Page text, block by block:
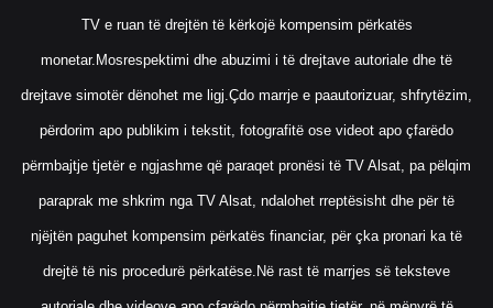
TV e ruan të drejtën të kërkojë kompensim përkatës
monetar.Mosrespektimi dhe abuzimi i të drejtave autoriale dhe të
drejtave simotër dënohet me ligj.Çdo marrje e paautorizuar, shfrytëzim,
përdorim apo publikim i tekstit, fotografitë ose videot apo çfarëdo
përmbajtje tjetër e ngjashme që paraqet pronësi të TV Alsat, pa pëlqim
paraprak me shkrim nga TV Alsat, ndalohet rreptësisht dhe për të
njëjtën paguhet kompensim përkatës financiar, për çka pronari ka të
drejtë të nis procedurë përkatëse.Në rast të marrjes së teksteve